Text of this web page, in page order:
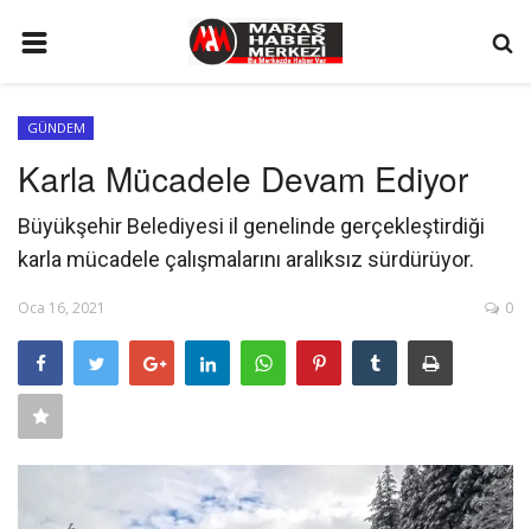
GÜNDEM
SİYASET
EKONOMİ
İLETİŞİM
KÜNYE
FOTO GALERİ
KÜLTÜR SANAT
GÜNDEM
Karla Mücadele Devam Ediyor
Büyükşehir Belediyesi il genelinde gerçekleştirdiği
karla mücadele çalışmalarını aralıksız sürdürüyor.
Oca 16, 2021 0